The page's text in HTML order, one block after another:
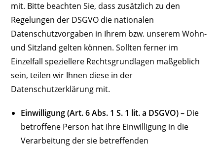
mit. Bitte beachten Sie, dass zusätzlich zu den
Regelungen der DSGVO die nationalen
Datenschutzvorgaben in Ihrem bzw. unserem Wohn-
und Sitzland gelten können. Sollten ferner im
Einzelfall speziellere Rechtsgrundlagen maßgeblich
sein, teilen wir Ihnen diese in der
Datenschutzerklärung mit.
Einwilligung (Art. 6 Abs. 1 S. 1 lit. a DSGVO)– Die
betroffene Person hat ihre Einwilligung in die
Verarbeitung der sie betreffenden